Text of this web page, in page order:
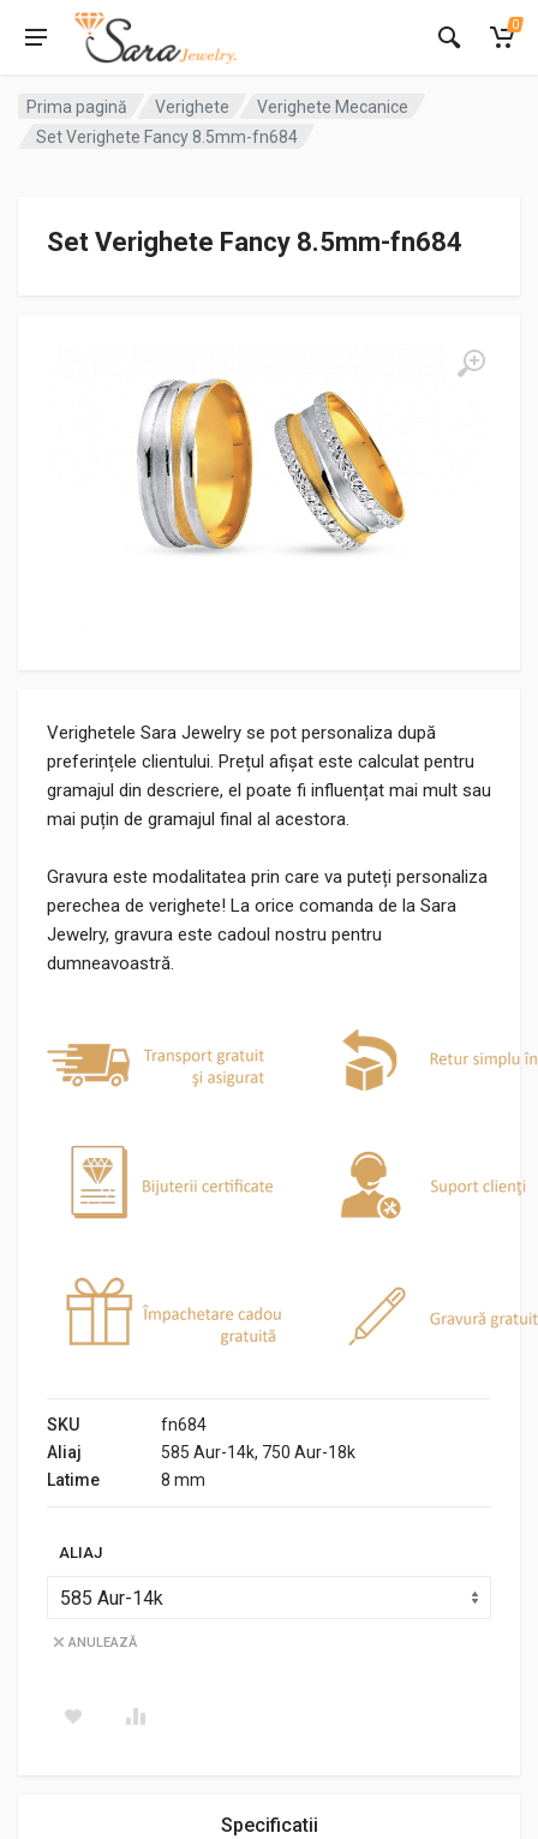
0
Prima pagină Verighete
Verighete Mecanice
Set Verighete Fancy 8.5mm-fn684
Set Verighete Fancy 8.5mm-fn684
Verighetele Sara Jewelry se pot personaliza după
preferințele clientului. Prețul afișat este calculat pentru
gramajul din descriere, el poate fi influențat mai mult sau
mai puțin de gramajul final al acestora.
Gravura este modalitatea prin care va puteți personaliza
perechea de verighete! La orice comanda de la Sara
Jewelry, gravura este cadoul nostru pentru
dumneavoastră.
SKU
fn684
Aliaj
585 Aur-14k, 750 Aur-18k
Latime
8 mm
ALIAJ
ANULEAZĂ
Specificatii